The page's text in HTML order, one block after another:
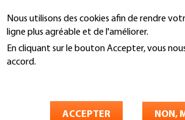
Nous utilisons des cookies afin de rendre
ligne plus agréable et de l'améliorer.
En cliquant sur le bouton Accepter, vous
accord.
ACCEPTER NON,
au
contenu
principal
You